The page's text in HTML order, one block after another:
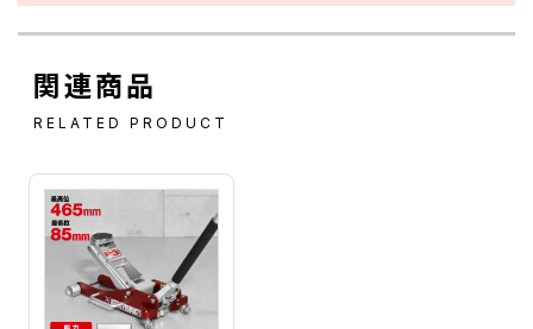
関連商品
RELATED PRODUCT